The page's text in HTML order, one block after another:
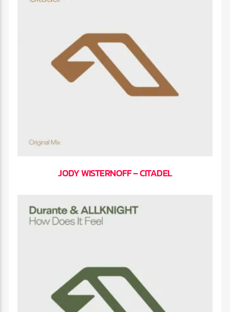
JODY WISTERNOFF – CITADEL